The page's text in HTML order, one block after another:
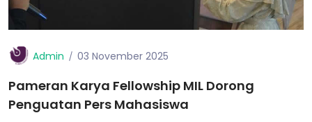
Admin 03 November 2025
Pameran Karya Fellowship MIL Dorong
Penguatan Pers Mahasiswa